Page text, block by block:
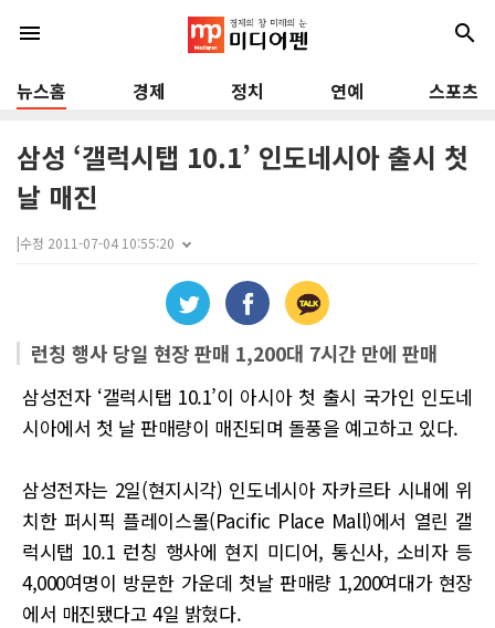
menu search
뉴스홈 경제 정치 연예 스포츠
삼성 ‘갤럭시탭 10.1’ 인도네시아 출시 첫
날 매진
|수정 2011-07-04 10:55:20
런칭 행사 당일 현장 판매 1,200대 7시간 만에 판매
삼성전자 ‘갤럭시탭 10.1’이 아시아 첫 출시 국가인 인도네
시아에서 첫 날 판매량이 매진되며 돌풍을 예고하고 있다.
삼성전자는 2일(현지시각) 인도네시아 자카르타 시내에 위
치한 퍼시픽 플레이스몰(Pacific Place Mall)에서 열린 갤
럭시탭 10.1 런칭 행사에 현지 미디어, 통신사, 소비자 등
4,000여명이 방문한 가운데 첫날 판매량 1,200여대가 현장
에서 매진됐다고 4일 밝혔다.